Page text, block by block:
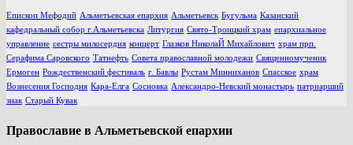
Епископ Мефодий Альметьевская епархия Альметьевск Бугульма Казанский
кафедральный собор г.Альметьевска Литургия Свято-Троицкий храм епархиальное
управление сестры милосердия концерт Глазков НиколаЙ Михайлович храм прп.
Серафима Саровского Татнефть Совета православной молодежи Священномученик
Ермоген Рождественский фестиваль г. Бавлы Рустам Минниханов Спасское храм
Вознесения Господня Кара-Елга Сосновка Александро-Невский монастырь патриарший
знак Старый Кувак
Православие в Альметьевской епархии